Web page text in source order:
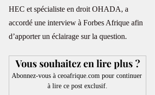
HEC et spécialiste en droit OHADA, a
accordé une interview à Forbes Afrique afin
d’apporter un éclairage sur la question.
Vous souhaitez en lire plus ?
Abonnez-vous à ceoafrique.com pour continuer
à lire ce post exclusif.